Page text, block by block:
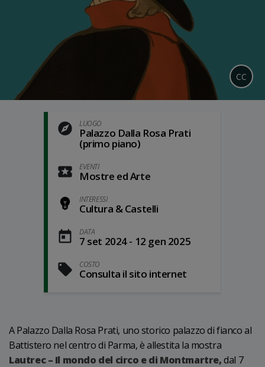
CC
LUOGO
Palazzo Dalla Rosa Prati
(primo piano)
EVENTI
Mostre ed Arte
INTERESSI
Cultura & Castelli
DATA
7 set 2024 - 12 gen 2025
COSTO
Consulta il sito internet
A Palazzo Dalla Rosa Prati, uno storico palazzo di fianco al
Battistero nel centro di Parma, è allestita la mostra
Lautrec – Il mondo del circo e di Montmartre,dal 7